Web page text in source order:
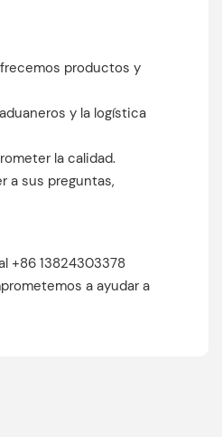
productos y
y la logística
la calidad.
a sus preguntas,
+86 13824303378
a ayudar a